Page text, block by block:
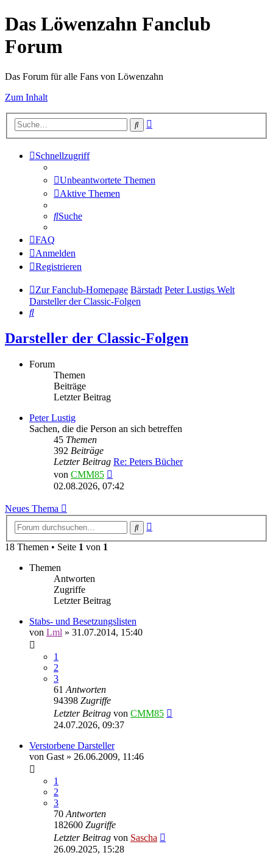
Das Löwenzahn Fanclub
Forum
Das Forum für alle Fans von Löwenzahn
Zum Inhalt
Suche
Schnellzugriff
Unbeantwortete Themen
Aktive Themen
Suche
FAQ
Anmelden
Registrieren
Zur Fanclub-Homepage Bärstadt Peter Lustigs Welt
Darsteller der Classic-Folgen
Suche
Darsteller der Classic-Folgen
Forum
Themen
Beiträge
Letzter Beitrag
Peter Lustig
Sachen, die die Person an sich betreffen
45 Themen
392 Beiträge
Letzter Beitrag Re: Peters Bücher
von CMM85
Beitrag
02.08.2026, 07:42
Neues Thema
Suche
18 Themen • Seite 1 von 1
Themen
Antworten
Zugriffe
Letzter Beitrag
Stabs- und Besetzungslisten
von Lml » 31.07.2014, 15:40
1
2
3
61 Antworten
94398 Zugriffe
Letzter Beitrag von CMM85
24.07.2026, 09:37
Verstorbene Darsteller
von Gast » 26.06.2009, 11:46
1
2
3
70 Antworten
182600 Zugriffe
Letzter Beitrag von Sascha
26.09.2025, 15:28